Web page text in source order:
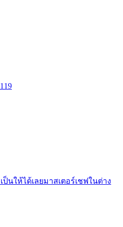
เป็นให้ได้เลยมาสเตอร์เชฟในต่าง